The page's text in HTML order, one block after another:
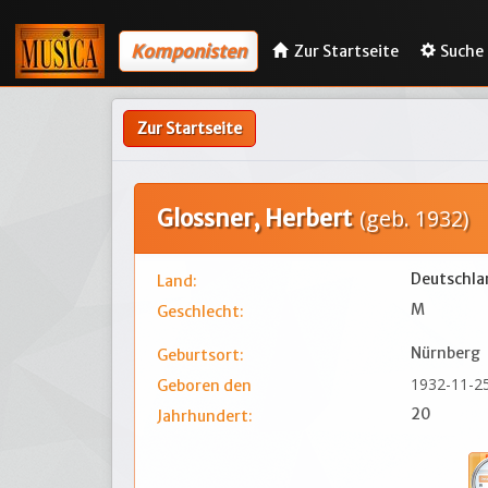
Komponisten Zur Startseite Suche
Zur Startseite
Glossner, Herbert (geb. 1932)
Land:
Geschlecht:
M
Geburtsort:
Nürnberg
Geboren den
1932-11-
Jahrhundert: 20